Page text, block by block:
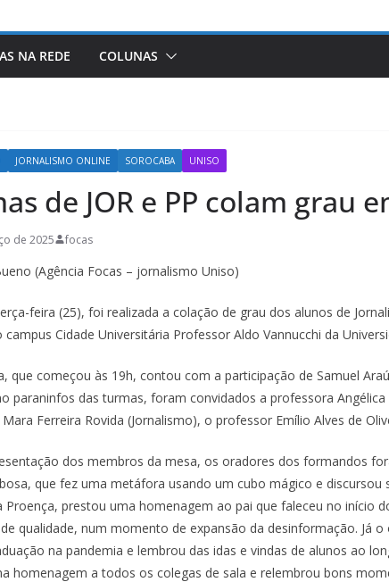
NA REDE COLUNAS
JORNALISMO ONLINE SOROCABA UNISO
de JOR e PP colam grau
de 2025 focas
(Agência Focas – jornalismo Uniso)
feira (25), foi realizada a colação de grau dos alunos de
campus Cidade Universitária Professor Aldo Vannucchi da
que começou às 19h, contou com a participação de Samuel
paraninfos das turmas, foram convidados a professora
Ferreira Rovida (Jornalismo), o professor Emílio Alves de
dos membros da mesa, os oradores dos formandos
que fez uma metáfora usando um cubo mágico e
Proença, prestou uma homenagem ao pai que faleceu no início
qualidade, num momento de expansão da desinformação. Já
na pandemia e lembrou das idas e vindas de alunos ao
homenagem a todos os colegas de sala e relembrou bons